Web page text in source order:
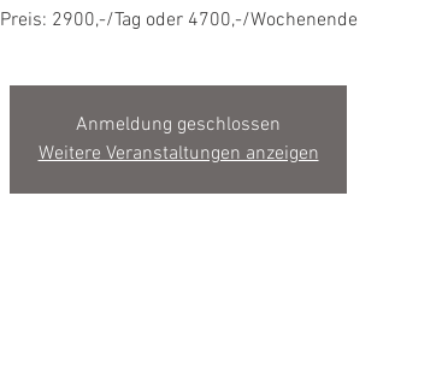
Preis: 2900,-/Tag oder 4700,-/Wochenende
Anmeldung geschlossen
Weitere Veranstaltungen anzeigen